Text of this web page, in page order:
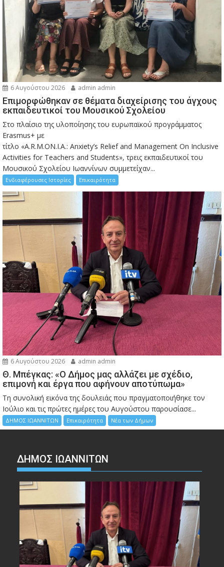
6 Αυγούστου 2026 admin admin
Eπιμορφώθηκαν σε θέματα διαχείρισης του άγχους
εκπαιδευτικοί του Μουσικού Σχολείου
Στο πλαίσιο της υλοποίησης του ευρωπαϊκού προγράμματος
Erasmus+ με
τίτλο «A.R.M.ON.I.A.: Anxiety’s Relief and Management On Inclusive
Activities for Teachers and Students», τρεις εκπαιδευτικοί του
Μουσικού Σχολείου Ιωαννίνων συμμετείχαν...
Ενδιαφέρουσες Ιστορίες Επικαιρότητα
6 Αυγούστου 2026 admin admin
Θ. Μπέγκας: «Ο Δήμος μας αλλάζει με σχέδιο,
επιμονή και έργα που αφήνουν αποτύπωμα»
Τη συνολική εικόνα της δουλειάς που πραγματοποιήθηκε τον
Ιούλιο και τις πρώτες ημέρες του Αυγούστου παρουσίασε...
ΔΗΜΟΣ ΙΩΑΝΝΙΤΩΝ Επικαιρότητα Νέα των Δήμων
ΔΗΜΟΣ ΙΩΑΝΝΙΤΩΝ